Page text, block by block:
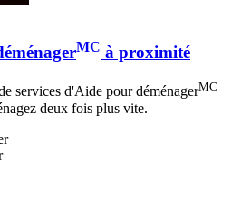
MC à proximité
services d'Aide pour déménagerMC
deux fois plus vite.